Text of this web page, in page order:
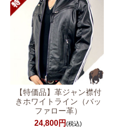
【特価品】革ジャン襟付
きホワイトライン（バッ
ファロー革）
24,800円(税込)